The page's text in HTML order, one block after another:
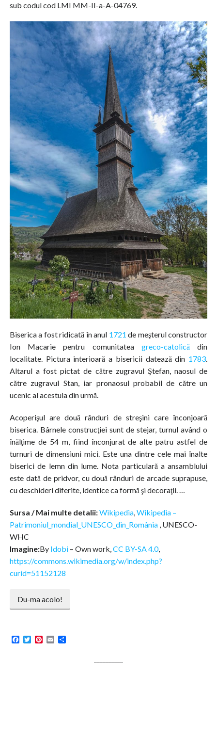
sub codul cod LMI MM-II-a-A-04769.
Biserica a fost ridicată în anul 1721 de meşterul constructor
Ion Macarie pentru comunitatea greco-catolică din
localitate. Pictura interioară a bisericii datează din 1783.
Altarul a fost pictat de către zugravul Ştefan, naosul de
către zugravul Stan, iar pronaosul probabil de către un
ucenic al acestuia din urmă.
Acoperişul are două rânduri de streşini care înconjoară
biserica. Bârnele construcţiei sunt de stejar, turnul având o
înălţime de 54 m, fiind înconjurat de alte patru astfel de
turnuri de dimensiuni mici. Este una dintre cele mai înalte
biserici de lemn din lume. Nota particulară a ansamblului
este dată de pridvor, cu două rânduri de arcade suprapuse,
cu deschideri diferite, identice ca formă şi decoraţii. …
Sursa / Mai multe detalii:Wikipedia,Wikipedia –
Patrimoniul_mondial_UNESCO_din_România , UNESCO-
WHC
Imagine:By Idobi – Own work,CC BY-SA 4.0,
https://commons.wikimedia.org/w/index.php?
curid=51152128
Facebook
TwitterPinterest
Email